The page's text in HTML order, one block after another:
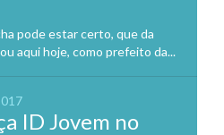
pode estar certo, que da
aqui hoje, como prefeito da...
ID Jovem no